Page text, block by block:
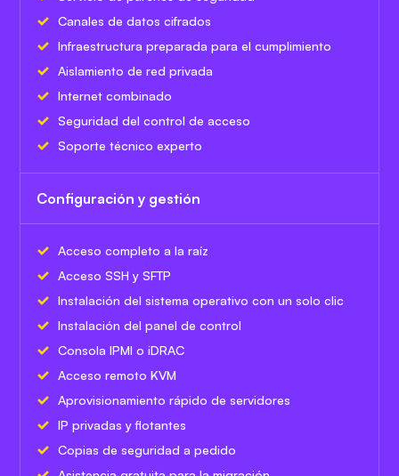
Canales de datos cifrados
Infraestructura preparada para el cumplimiento
Aislamiento de red privada
Internet combinado
Seguridad del control de acceso
Soporte técnico experto
Configuración y gestión
Acceso completo a la raíz
Acceso SSH y SFTP
Instalación del sistema operativo con un solo clic
Instalación del panel de control
Consola IPMI o iDRAC
Acceso remoto KVM
Aprovisionamiento rápido de servidores
IP privadas y flotantes
Copias de seguridad a pedido